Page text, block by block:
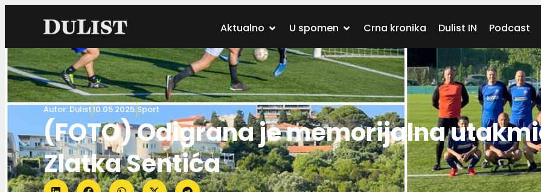
Aktualno U spomen Crna kronika Dulist IN Podcast
Autor:Dulist10.05.2025.Sport
(FOTO) Odigrana je memorijalna
Zlatka Sentića